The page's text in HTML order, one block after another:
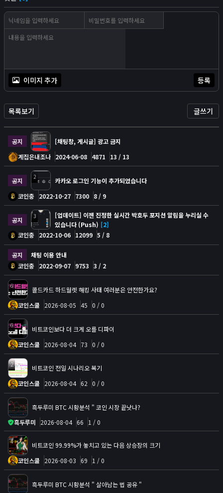
이미지 추가 등록
목록보기 글쓰기
공지
[채팅창, 게시글] 광고 금지
계집은내조나 2024-06-08 4871 13 / 13
공지 2
카카오 로그인 기능이 추가되었습니다
코인충 2022-10-27 7300 8 / 9
공지 3
[업데이트] 이젠 진정한 실시간 박호두 포지션 알림을 누리실 수
있습니다 (Push) [2]
코인충 2022-10-06 12099 5 / 8
공지
채팅 이용 안내
코인충 2022-09-07 9753 3 / 2
6
콜드카드 하드월렛 해킹 사태 여러분은 안전한가요?
코인스쿨 2026-08-05 45 0 / 0
6
비트코인보다 더 크게 오를 디파이
코인스쿨 2026-08-04 73 0 / 0
2
비트코인 전일 시나리오 복기
코인스쿨 2026-08-04 62 0 / 0
흑두루미 BTC 시황분석 " 코인 시장 끝낫나?
흑두루미
2026-08-04 66 1 / 0
4
비트코인 99.99%가 놓치고 있는 다음 상승장의 크기
코인스쿨 2026-08-03 69 1 / 0
흑두루미 BTC 시황분석 " 살아남는 법 공유 "